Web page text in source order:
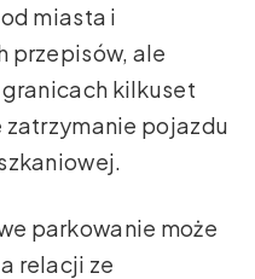
miasta i
przepisów, ale
kilkuset
zatrzymanie pojazdu
parkowanie może
relacji ze